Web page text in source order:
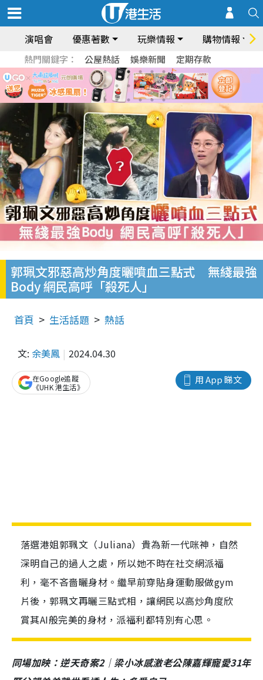
演唱會 優惠著數 玩樂情報 購物情報
熱門關鍵字： 公屋熱話 娛樂新聞 定期存款
郭珮文邪惡高炒角度曬噴血三點式 無綫最強
Body 網民高呼「殺死人」
首頁 生活話題 熱話
文: 余美鳳 2024.04.30
用 App 睇文
在Google追蹤
《UHK 港生活》
落選港姐郭珮文（Juliana）貴為新一代咪神，自然
深明自己的過人之處，所以她不時在社交網派福
利，毫不吝嗇曬身材。繼早前穿貼身運動服做gym
片後，郭珮文再曬三點式相，讓網民以高炒角度欣
賞其AI般完美的身材，派福利都特別有心思。
同場加映：逆天奇案2｜梁小冰感激老公陳嘉輝寵愛31年